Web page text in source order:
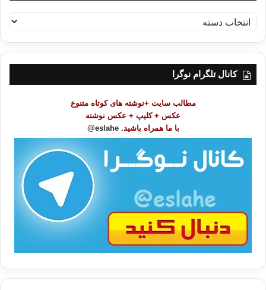
ه
ر
کانال تلگرام نوگرا
مطالب سایت +نوشته های کوتاه متنوع
عکس + کلیپ + عکس نوشته
با ما همراه باشید. eslahe@